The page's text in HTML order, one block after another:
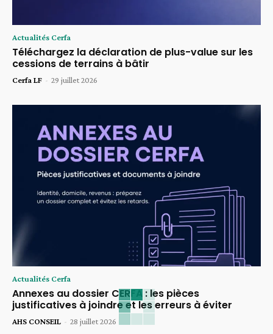
Actualités Cerfa
Téléchargez la déclaration de plus-value sur les
cessions de terrains à bâtir
Cerfa LF - 29 juillet 2026
Actualités Cerfa
Annexes au dossier CERFA : les pièces
justificatives à joindre et les erreurs à éviter
AHS CONSEIL - 28 juillet 2026